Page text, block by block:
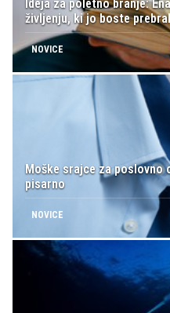
Ideja za poletno branje:
življenju, ki jo boste
NOVICE
Moške srajce za
pisarno
NOVICE